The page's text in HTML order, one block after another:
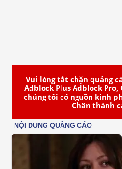
Vui lòng tắt chặn quảng
Adblock Plus Adblock Pro,
chúng tôi có nguồn kinh
Chân thành